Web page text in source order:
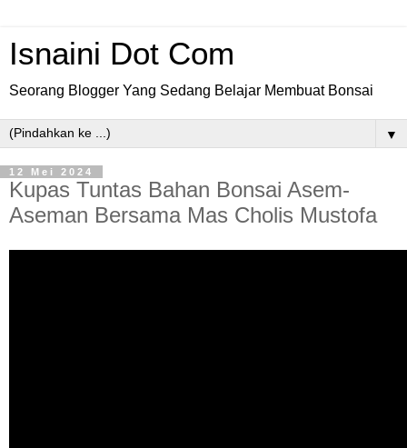
Isnaini Dot Com
Seorang Blogger Yang Sedang Belajar Membuat Bonsai
▼
12 Mei 2024
Kupas Tuntas Bahan Bonsai Asem-
Aseman Bersama Mas Cholis Mustofa